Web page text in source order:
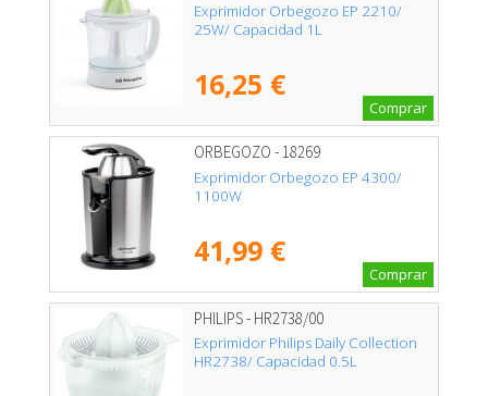
Exprimidor Orbegozo EP 2210/
25W/ Capacidad 1L
16,25 €
Comprar
ORBEGOZO - 18269
Exprimidor Orbegozo EP 4300/
1100W
41,99 €
Comprar
PHILIPS - HR2738/00
Exprimidor Philips Daily Collection
HR2738/ Capacidad 0.5L